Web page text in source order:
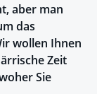
aber man
das
wollen Ihnen
Zeit
Sie